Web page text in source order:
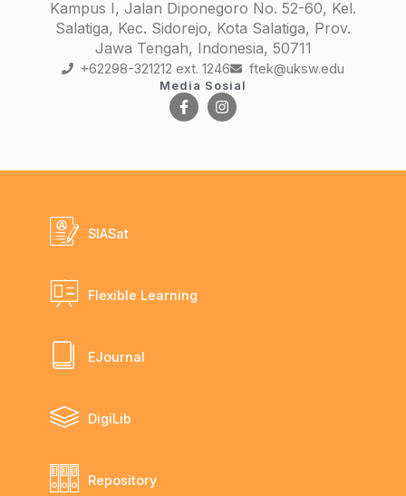
Kampus I, Jalan Diponegoro No. 52-60, Kel.
Salatiga, Kec. Sidorejo, Kota Salatiga, Prov.
Jawa Tengah, Indonesia, 50711
+62298-321212 ext. 1246 ftek@uksw.edu
Media Sosial
SIASat
Flexible Learning
EJournal
DigiLib
Repository